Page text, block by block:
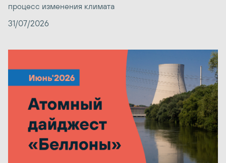
процесс изменения климата
31/07/2026